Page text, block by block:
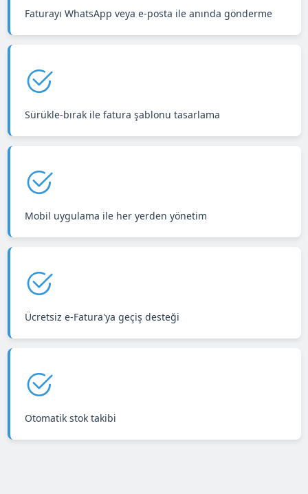
Faturayı WhatsApp veya e-posta ile anında gönderme
Sürükle-bırak ile fatura şablonu tasarlama
Mobil uygulama ile her yerden yönetim
Ücretsiz e-Fatura'ya geçiş desteği
Otomatik stok takibi